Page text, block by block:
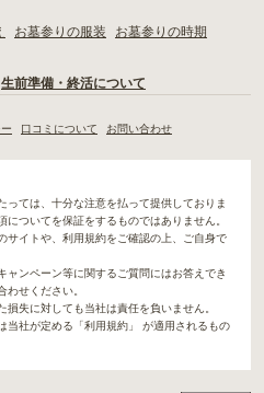
お墓参りの服装
お墓参りの時期
生前準備・終活について
口コミについて お問い合わせ
っては、十分な注意を払って提供しておりま
ついてを保証をするものではありません。
サイトや、利用規約をご確認の上、ご自身で
ャンペーン等に関するご質問にはお答えでき
わせください。
失に対しても当社は責任を負いません。
当社が定める「利用規約」 が適用されるもの